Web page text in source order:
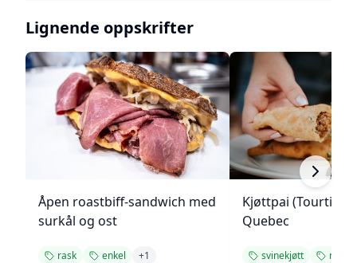
Lignende oppskrifter
Åpen roastbiff-sandwich med
surkål og ost
rask enkel +1
Kjøttpai
Quebec
svinekjøtt